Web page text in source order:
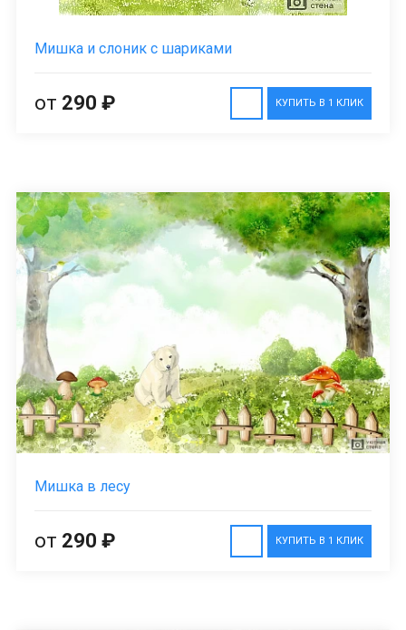
Мишка и слоник с шариками
КУПИТЬ В 1 КЛИК
от 290 ₽
Мишка в лесу
КУПИТЬ В 1 КЛИК
от 290 ₽